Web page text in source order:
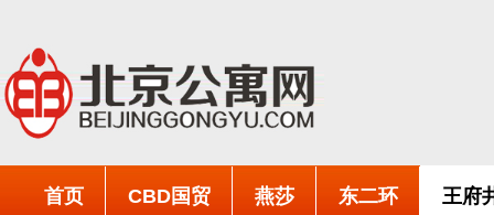
首页 CBD国贸 燕莎 东二环 王府